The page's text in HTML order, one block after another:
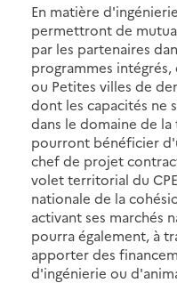
En matière
permettront de
par les partenaires
programmes
ou Petites villes de
dont les capacités ne
dans le domaine de
pourront bénéficier
chef de projet
volet territorial du
nationale de la
activant ses marchés
pourra également, à
apporter des
d'ingénierie ou